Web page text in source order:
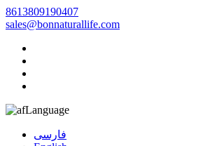
8613809190407
sales@bonnaturallife.com
Language
فارسی